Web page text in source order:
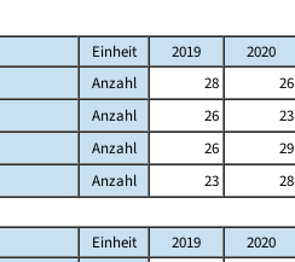
Einheit 2019 2020
Anzahl 28 26
Anzahl 26 23
Anzahl 26 29
Anzahl 23 28
Einheit 2019 2020